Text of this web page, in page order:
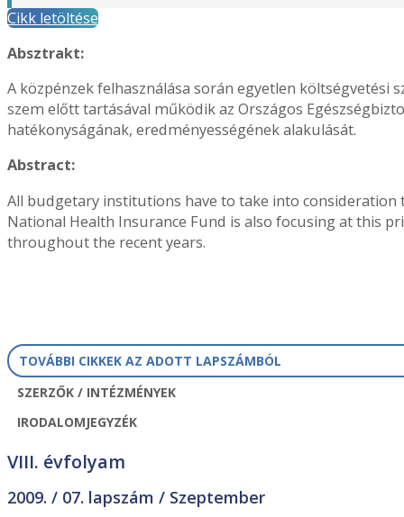
Cikk letöltése
Absztrakt:
A közpénzek felhasználása során egyetlen költségvetési
szem előtt tartásával működik az Országos
hatékonyságának, eredményességének alakulását.
Abstract:
All budgetary institutions have to take into consideration
National Health Insurance Fund is also focusing at this
throughout the recent years.
TOVÁBBI CIKKEK AZ ADOTT LAPSZÁMBÓL
SZERZŐK / INTÉZMÉNYEK
IRODALOMJEGYZÉK
VIII. évfolyam
2009. / 07. lapszám / Szeptember